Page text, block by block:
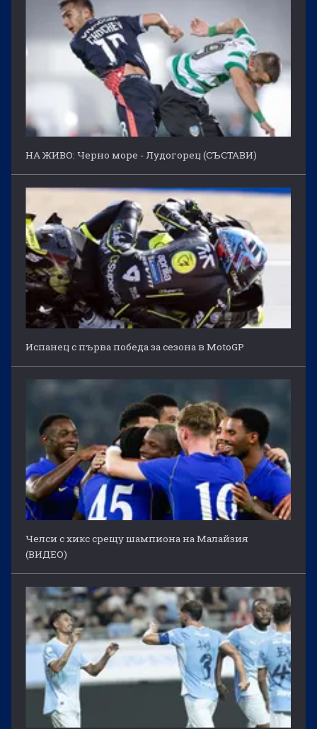
НА ЖИВО: Черно море - Лудогорец (СЪСТАВИ)
Испанец с първа победа за сезона в MotoGP
Челси с хикс срещу шампиона на Малайзия
(ВИДЕО)